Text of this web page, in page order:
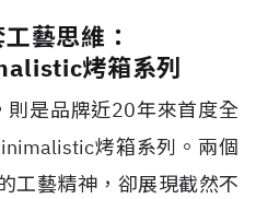
藝思維：
烤箱系列
則是品牌近20年來首度全
烤箱系列。兩個
工藝精神，卻展現截然不